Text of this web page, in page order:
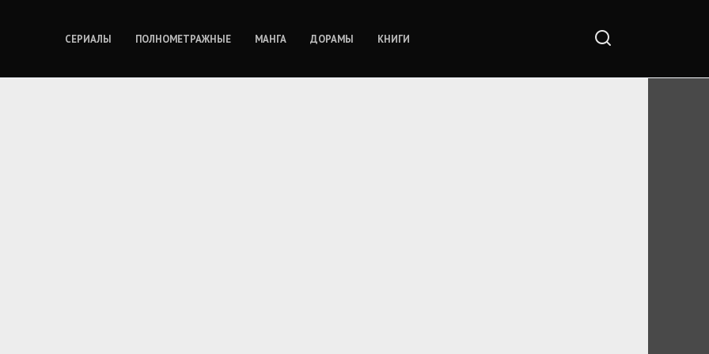
СЕРИАЛЫ ПОЛНОМЕТРАЖНЫЕ МАНГА ДОРАМЫ КНИГИ